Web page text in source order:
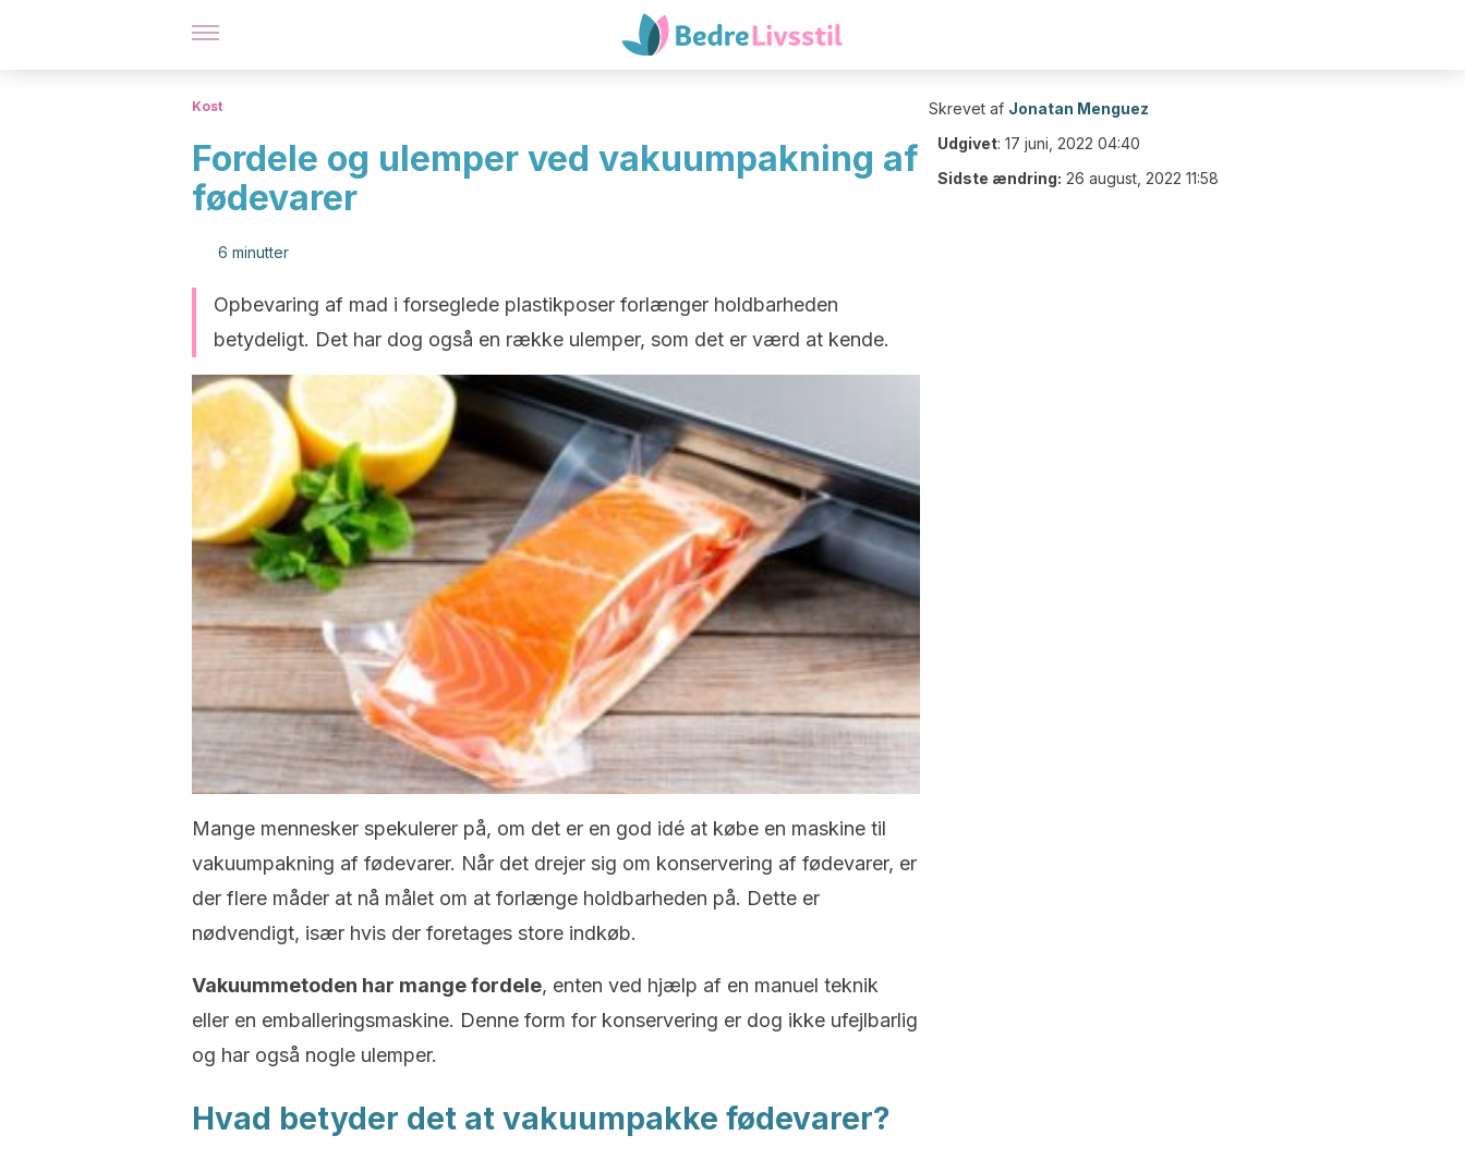
Kost
Fordele og ulemper ved vakuumpakning af
fødevarer
6 minutter
Opbevaring af mad i forseglede plastikposer forlænger holdbarheden
betydeligt. Det har dog også en række ulemper, som det er værd at kende.
Mange mennesker spekulerer på, om det er en god idé at købe en maskine til
vakuumpakning af fødevarer. Når det drejer sig om konservering af fødevarer, er
der flere måder at nå målet om at forlænge holdbarheden på. Dette er
nødvendigt, især hvis der foretages store indkøb.
Vakuummetoden har mange fordele, enten ved hjælp af en manuel teknik
eller en emballeringsmaskine. Denne form for konservering er dog ikke ufejlbarlig
og har også nogle ulemper.
Hvad betyder det at vakuumpakke fødevarer?
Skrevet af Jonatan Menguez
Udgivet: 17 juni, 2022 04:40
Sidste ændring: 26 august, 2022 11:58